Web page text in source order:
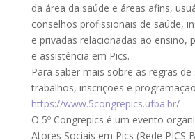
da área da saúde e áreas afins,
conselhos profissionais de saúde,
e privadas relacionadas ao ensino,
e assistência em Pics.
Para saber mais sobre as regras
trabalhos, inscrições e
https://www.5congrepics.ufba.br/
O 5º Congrepics é um evento
Atores Sociais em Pics (Rede PICS